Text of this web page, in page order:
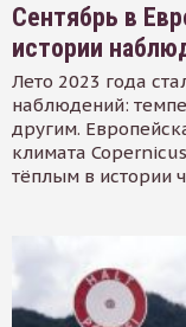
Сентябрь в
истории
Лето 2023 года
наблюдений:
другим.
климата
тёплым в истории